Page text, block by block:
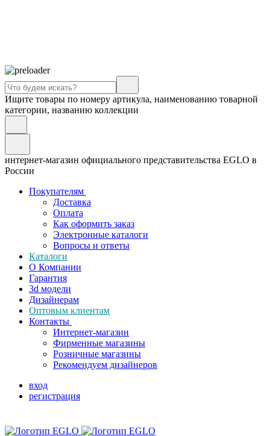
Ищите товары по номеру артикула, наименованию товарной
категории, названию коллекции
интернет-магазин официального представительства EGLO в
России
Покупателям
Доставка
Оплата
Как оформить заказ
Электронные каталоги
Вопросы и ответы
Каталоги
О Компании
Гарантия
3d модели
Дизайнерам
Оптовым клиентам
Контакты
Интернет-магазин
Фирменные магазины
Розничные магазины
Рекомендуем дизайнеров
вход
регистрация